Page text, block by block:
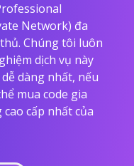
Network) đa
Chúng tôi luôn
dịch vụ này
dàng nhất, nếu
mua code gia
cấp nhất của